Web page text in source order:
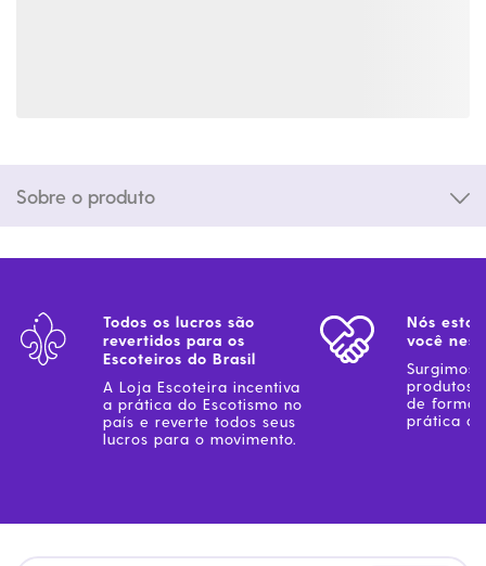
Sobre o produto
Todos os lucros são
revertidos para os
Escoteiros do Brasil
A Loja Escoteira incentiva
a prática do Escotismo no
país e reverte todos seus
lucros para o movimento.
Nós
você
Surgimos
produtos
de forma
prática